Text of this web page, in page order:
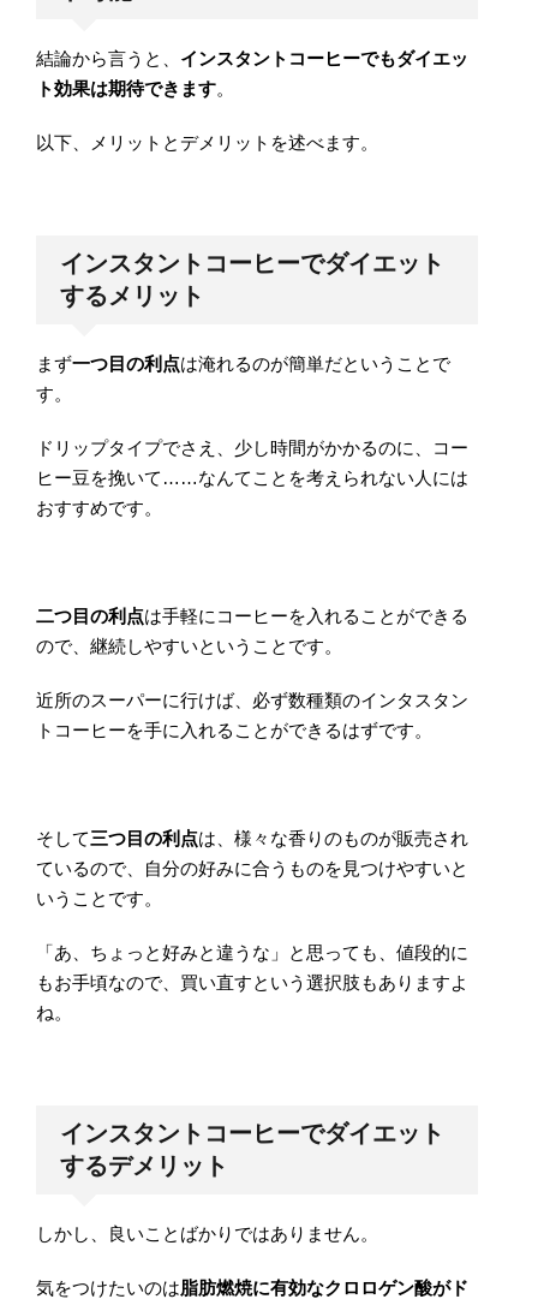
結論から言うと、 インスタントコーヒーでもダイエッ
ト効果は期待できます。
以下、メリットとデメリットを述べます。
インスタントコーヒーでダイエット
するメリット
まず一つ目の利点は淹れるのが簡単だということで
す。
ドリップタイプでさえ、少し時間がかかるのに、コー
ヒー豆を挽いて……なんてことを考えられない人には
おすすめです。
二つ目の利点は手軽にコーヒーを入れることができる
ので、継続しやすいということです。
近所のスーパーに行けば、必ず数種類のインタスタン
トコーヒーを手に入れることができるはずです。
そして三つ目の利点は、様々な香りのものが販売され
ているので、自分の好みに合うものを見つけやすいと
いうことです。
「あ、ちょっと好みと違うな」と思っても、値段的に
もお手頃なので、買い直すという選択肢もありますよ
ね。
インスタントコーヒーでダイエット
するデメリット
しかし、良いことばかりではありません。
気をつけたいのは脂肪燃焼に有効なクロロゲン酸がド